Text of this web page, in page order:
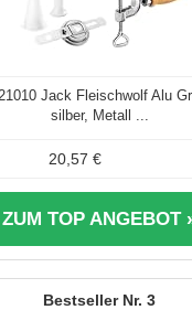
Jack Fleischwolf Alu
silber, Metall ...
20,57 €
ZUM TOP ANGEBOT
3